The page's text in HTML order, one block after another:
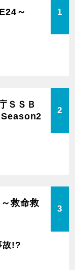
～ 1
ＳＳＢ
Season2
2
救命救
3
故!?